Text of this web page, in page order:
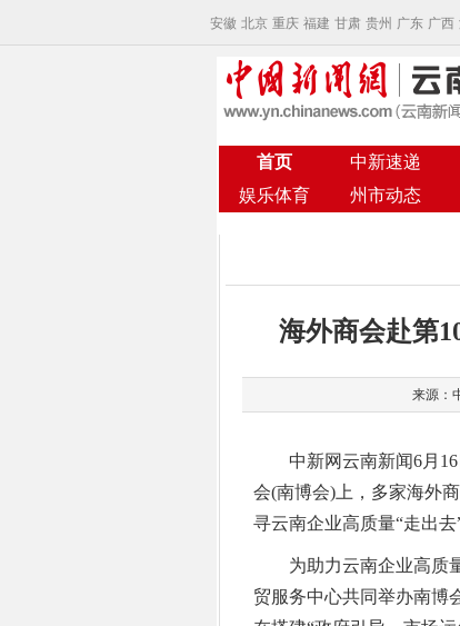
安徽 北京 重庆 福建 甘肃 贵州 广东 广西
首页 中新速递
娱乐体育
州市动态
海外商会赴第
来源：
中新网云南新闻6月16
会(南博会)上，多家海外
寻云南企业高质量“走出去
为助力云南企业高质量
贸服务中心共同举办南博